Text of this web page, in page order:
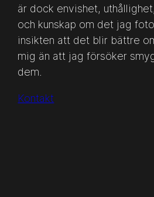
är dock envishet,
och kunskap om det jag
insikten att det blir bättre
mig än att jag försöker
dem.
Kontakt